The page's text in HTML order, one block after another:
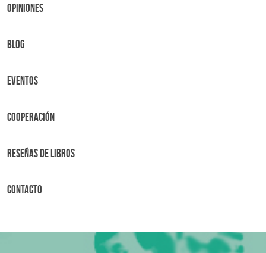
OPINIONES
BLOG
Eventos
Cooperación
Reseñas de libros
Contacto